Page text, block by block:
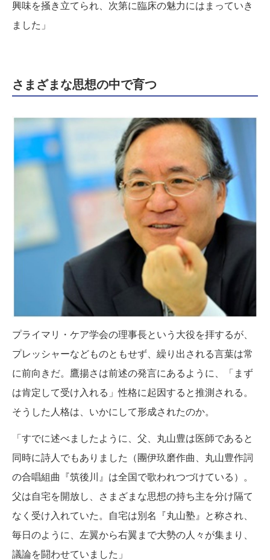
興味を掻き立てられ、次第に臨床の魅力にはまっていき
ました」
さまざまな思想の中で育つ
プライマリ・ケア学会の理事長という大役を拝するが、
プレッシャーなどものともせず、繰り出される言葉は常
に前向きだ。鷹揚さは前述の発言にあるように、「まず
は肯定して受け入れる」性格に起因すると推測される。
そうした人格は、いかにして形成されたのか。
「すでに述べましたように、父、丸山豊は医師であると
同時に詩人でもありました（團伊玖磨作曲、丸山豊作詞
の合唱組曲『筑後川』は全国で歌われつづけている）。
父は自宅を開放し、さまざまな思想の持ち主を分け隔て
なく受け入れていた。自宅は別名『丸山塾』と称され、
毎日のように、左翼から右翼まで大勢の人々が集まり、
議論を闘わせていました」